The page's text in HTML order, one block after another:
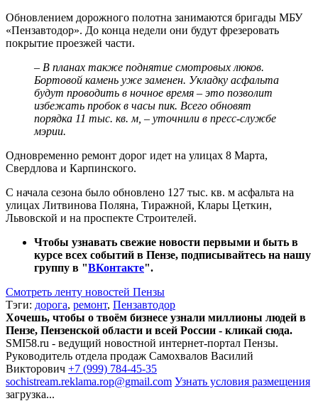
Обновлением дорожного полотна занимаются бригады МБУ
«Пензавтодор». До конца недели они будут фрезеровать
покрытие проезжей части.
– В планах также поднятие смотровых люков.
Бортовой камень уже заменен. Укладку асфальта
будут проводить в ночное время – это позволит
избежать пробок в часы пик. Всего обновят
порядка 11 тыс. кв. м, – уточнили в пресс-службе
мэрии.
Одновременно ремонт дорог идет на улицах 8 Марта,
Свердлова и Карпинского.
С начала сезона было обновлено 127 тыс. кв. м асфальта на
улицах Литвинова Поляна, Тиражной, Клары Цеткин,
Львовской и на проспекте Строителей.
Чтобы узнавать свежие новости первыми и быть в
курсе всех событий в Пензе, подписывайтесь на нашу
группу в "ВКонтакте".
Смотреть ленту новостей Пензы
Тэги: дорога, ремонт, Пензавтодор
Хочешь, чтобы о твоём бизнесе узнали миллионы людей в
Пензе, Пензенской области и всей России - кликай сюда.
SMI58.ru - ведущий новостной интернет-портал Пензы.
Руководитель отдела продаж Самохвалов Василий
Викторович +7 (999) 784-45-35
sochistream.reklama.rop@gmail.com Узнать условия размещения
загрузка...